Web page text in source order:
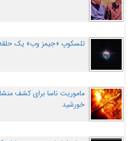
تلسکوپ «جیمز وب» یک حلقه
ماموریت ناسا برای کشف
خورشید